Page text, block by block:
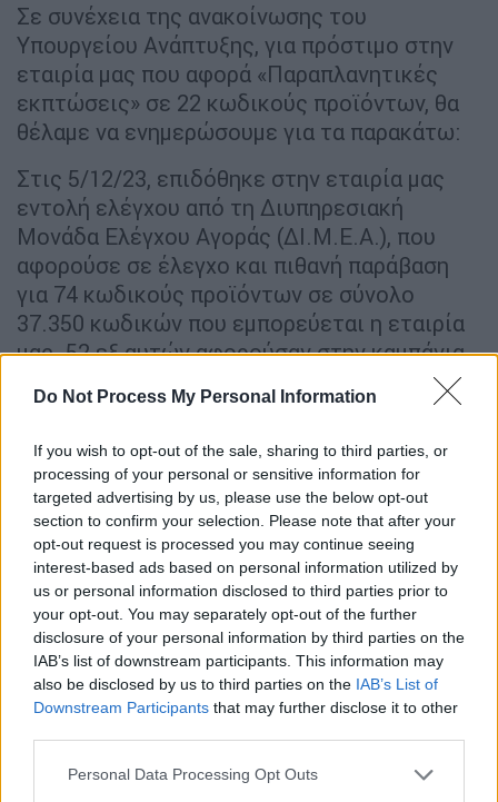
Do Not Process My Personal Information
If you wish to opt-out of the sale, sharing to third parties, or
processing of your personal or sensitive information for
targeted advertising by us, please use the below opt-out
section to confirm your selection. Please note that after your
opt-out request is processed you may continue seeing
interest-based ads based on personal information utilized by
us or personal information disclosed to third parties prior to
your opt-out. You may separately opt-out of the further
disclosure of your personal information by third parties on the
IAB’s list of downstream participants. This information may
also be disclosed by us to third parties on the IAB’s List of
Downstream Participants that may further disclose it to other
Please note that this website/app uses one or more Google
Personal Data Processing Opt Outs
Σε συνέχεια της ανακοίνωσης του
Υπουργείου Ανάπτυξης, για πρόστιμο στην
εταιρία μας που αφορά «Παραπλανητικές
εκπτώσεις» σε 22 κωδικούς προϊόντων, θα
θέλαμε να ενημερώσουμε για τα παρακάτω:
Στις 5/12/23, επιδόθηκε στην εταιρία μας
εντολή ελέγχου από τη Διυπηρεσιακή
Μονάδα Ελέγχου Αγοράς (ΔΙ.Μ.Ε.Α.), που
αφορούσε σε έλεγχο και πιθανή παράβαση
για 74 κωδικούς προϊόντων σε σύνολο
37.350 κωδικών που εμπορεύεται η εταιρία
μας. 52 εξ αυτών αφορούσαν στην καμπάνια
της εταιρίας μας στη διάρκεια της περιόδου
του Black Friday 2023 και 22 κωδικούς που
συμμετείχαν σε καμπάνια της εταιρίας μας
το 2021.
Στην εταιρία δόθηκε η minimum προθεσμία
απάντησης των πέντε εργάσιμων ημερών,
ενώ απορρίφθηκε σχετικό αίτημα
παράτασης.
Σε σχέση με την καμπάνια του Black Friday
και των 52 τιμών, δε βρέθηκε καμία
παράβαση.
καμπάνια διάρκειας μίας εβδομάδας τον